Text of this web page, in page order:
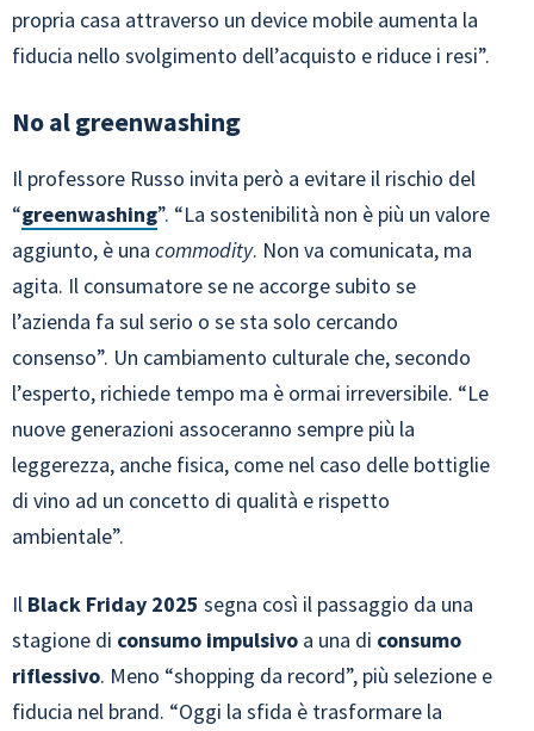
propria casa attraverso un device mobile aumenta la
fiducia nello svolgimento dell’acquisto e riduce i resi”.
No al greenwashing
Il professore Russo invita però a evitare il rischio del
“greenwashing”. “La sostenibilità non è più un valore
aggiunto, è una commodity. Non va comunicata, ma
agita. Il consumatore se ne accorge subito se
l’azienda fa sul serio o se sta solo cercando
consenso”. Un cambiamento culturale che, secondo
l’esperto, richiede tempo ma è ormai irreversibile. “Le
nuove generazioni assoceranno sempre più la
leggerezza, anche fisica, come nel caso delle bottiglie
di vino ad un concetto di qualità e rispetto
ambientale”.
Il Black Friday 2025 segna così il passaggio da una
stagione di consumo impulsivo a una di consumo
riflessivo. Meno “shopping da record”, più selezione e
fiducia nel brand. “Oggi la sfida è trasformare la